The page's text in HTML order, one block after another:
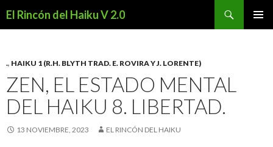
El Rincón del Haiku V 2.0
., HAIKU 1 (R.H. BLYTH TRAD. E. ROVIRA Y J. LORENTE)
ZEN, EL ESTADO MENTAL
DEL HAIKU 8. LIBERTAD.
13 NOVIEMBRE, 2023 EL RINCÓN DEL HAIKU